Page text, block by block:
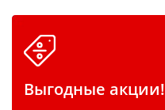
Выгодные акции!